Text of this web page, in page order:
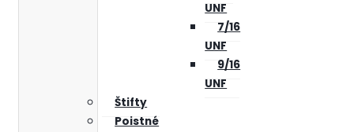
UNF
7/16
UNF
9/16
UNF
Štifty
Poistné